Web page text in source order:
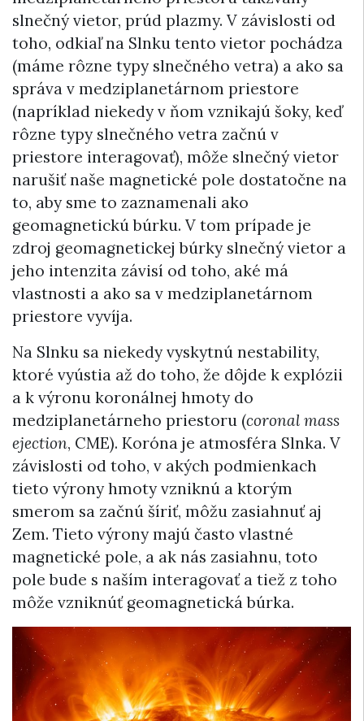
slnečný vietor, prúd plazmy. V závislosti od
toho, odkiaľ na Slnku tento vietor pochádza
(máme rôzne typy slnečného vetra) a ako sa
správa v medziplanetárnom priestore
(napríklad niekedy v ňom vznikajú šoky, keď
rôzne typy slnečného vetra začnú v
priestore interagovať), môže slnečný vietor
narušiť naše magnetické pole dostatočne na
to, aby sme to zaznamenali ako
geomagnetickú búrku. V tom prípade je
zdroj geomagnetickej búrky slnečný vietor a
jeho intenzita závisí od toho, aké má
vlastnosti a ako sa v medziplanetárnom
priestore vyvíja.
Na Slnku sa niekedy vyskytnú nestability,
ktoré vyústia až do toho, že dôjde k explózii
a k výronu koronálnej hmoty do
medziplanetárneho priestoru (coronal mass
ejection, CME). Koróna je atmosféra Slnka. V
závislosti od toho, v akých podmienkach
tieto výrony hmoty vzniknú a ktorým
smerom sa začnú šíriť, môžu zasiahnuť aj
Zem. Tieto výrony majú často vlastné
magnetické pole, a ak nás zasiahnu, toto
pole bude s naším interagovať a tiež z toho
môže vzniknúť geomagnetická búrka.